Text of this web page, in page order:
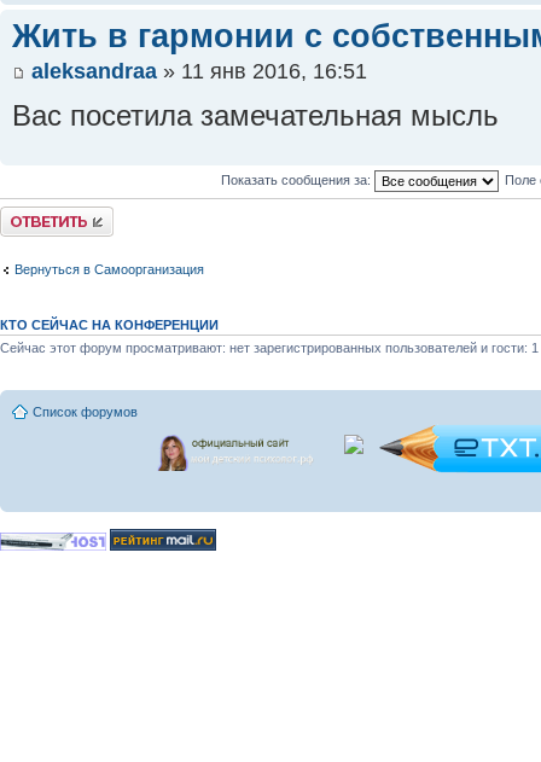
Жить в гармонии с
aleksandraa » 11 янв 2016, 16:51
Вас посетила замечательная мысль
Показать сообщения за: Поле
Ответить
Вернуться в Самоорганизация
КТО СЕЙЧАС НА КОНФЕРЕНЦИИ
Сейчас этот форум просматривают: нет зарегистрированных пользователей и гости: 1
Список форумов